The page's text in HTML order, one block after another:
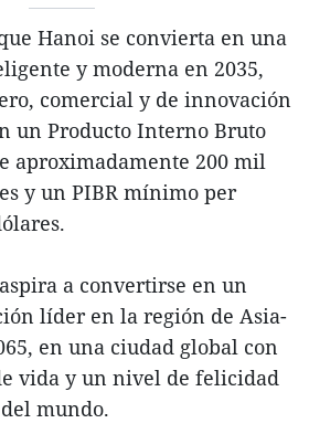
Hanoi se convierta en una
y moderna en 2035,
comercial y de innovación
un Producto Interno Bruto
aproximadamente 200 mil
y un PIBR mínimo per
a convertirse en un
líder en la región de Asia-
en una ciudad global con
vida y un nivel de felicidad
mundo.